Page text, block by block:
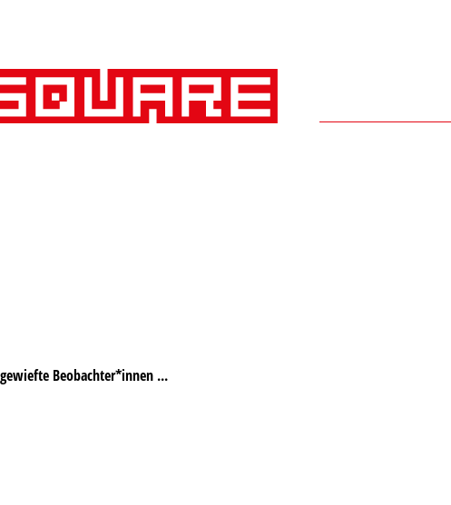
Beobachter*innen ...